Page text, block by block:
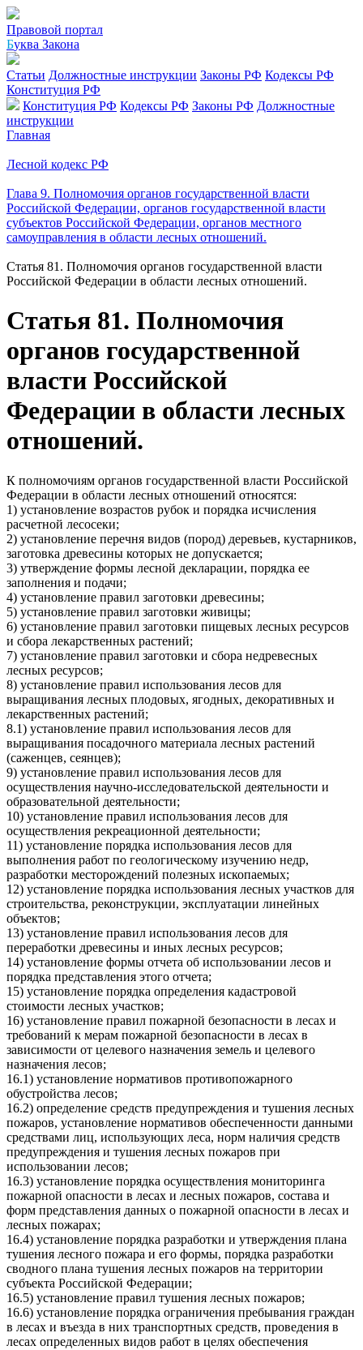
Правовой портал
Буква Закона
Статьи Должностные инструкции Законы РФ Кодексы РФ
Конституция РФ
Конституция РФ Кодексы РФ Законы РФ Должностные
инструкции
Главная
Лесной кодекс РФ
Глава 9. Полномочия органов государственной власти
Российской Федерации, органов государственной власти
субъектов Российской Федерации, органов местного
самоуправления в области лесных отношений.
Статья 81. Полномочия органов государственной власти
Российской Федерации в области лесных отношений.
Статья 81. Полномочия
органов государственной
власти Российской
Федерации в области лесных
отношений.
К полномочиям органов государственной власти Российской
Федерации в области лесных отношений относятся:
1) установление возрастов рубок и порядка исчисления
расчетной лесосеки;
2) установление перечня видов (пород) деревьев, кустарников,
заготовка древесины которых не допускается;
3) утверждение формы лесной декларации, порядка ее
заполнения и подачи;
4) установление правил заготовки древесины;
5) установление правил заготовки живицы;
6) установление правил заготовки пищевых лесных ресурсов
и сбора лекарственных растений;
7) установление правил заготовки и сбора недревесных
лесных ресурсов;
8) установление правил использования лесов для
выращивания лесных плодовых, ягодных, декоративных и
лекарственных растений;
8.1) установление правил использования лесов для
выращивания посадочного материала лесных растений
(саженцев, сеянцев);
9) установление правил использования лесов для
осуществления научно-исследовательской деятельности и
образовательной деятельности;
10) установление правил использования лесов для
осуществления рекреационной деятельности;
11) установление порядка использования лесов для
выполнения работ по геологическому изучению недр,
разработки месторождений полезных ископаемых;
12) установление порядка использования лесных участков для
строительства, реконструкции, эксплуатации линейных
объектов;
13) установление правил использования лесов для
переработки древесины и иных лесных ресурсов;
14) установление формы отчета об использовании лесов и
порядка представления этого отчета;
15) установление порядка определения кадастровой
стоимости лесных участков;
16) установление правил пожарной безопасности в лесах и
требований к мерам пожарной безопасности в лесах в
зависимости от целевого назначения земель и целевого
назначения лесов;
16.1) установление нормативов противопожарного
обустройства лесов;
16.2) определение средств предупреждения и тушения лесных
пожаров, установление нормативов обеспеченности данными
средствами лиц, использующих леса, норм наличия средств
предупреждения и тушения лесных пожаров при
использовании лесов;
16.3) установление порядка осуществления мониторинга
пожарной опасности в лесах и лесных пожаров, состава и
форм представления данных о пожарной опасности в лесах и
лесных пожарах;
16.4) установление порядка разработки и утверждения плана
тушения лесного пожара и его формы, порядка разработки
сводного плана тушения лесных пожаров на территории
субъекта Российской Федерации;
16.5) установление правил тушения лесных пожаров;
16.6) установление порядка ограничения пребывания граждан
в лесах и въезда в них транспортных средств, проведения в
лесах определенных видов работ в целях обеспечения